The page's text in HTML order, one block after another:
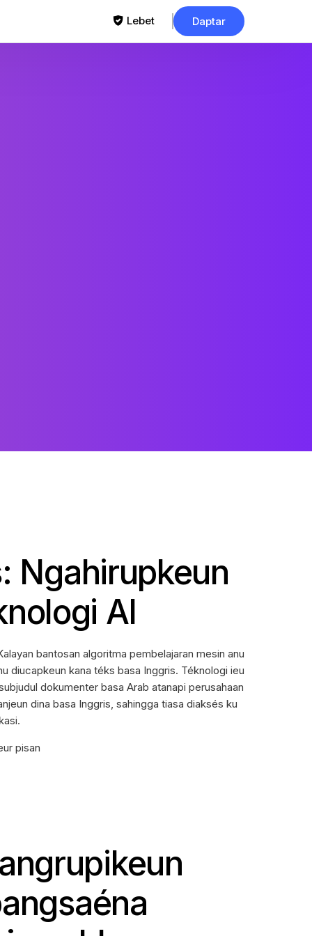
Lebet Daptar
Ngahirupkeun
AI
bantosan algoritma pembelajaran mesin anu
diucapkeun kana téks basa Inggris. Téknologi ieu
dokumenter basa Arab atanapi perusahaan
dina basa Inggris, sahingga tiasa diaksés ku
pisan